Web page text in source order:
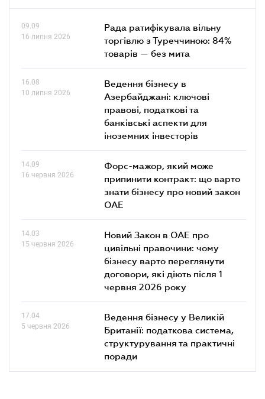
09.09
16 липня 2026
Рада ратифікувала вільну
торгівлю з Туреччиною: 84%
товарів — без мита
16.08
10 липня 2026
Ведення бізнесу в
Азербайджані: ключові
правові, податкові та
банківські аcпекти для
іноземних інвесторів
14.09
16 червня 2026
Форс-мажор, який може
припинити контракт: що варто
знати бізнесу про новий закон
ОАЕ
14.03
15 червня 2026
Новий Закон в ОАЕ про
цивільні правочини: чому
бізнесу варто переглянути
договори, які діють після 1
червня 2026 року
17.04
5 червня 2026
Ведення бізнесу у Великій
Британії: податкова система,
структурування та практичні
поради